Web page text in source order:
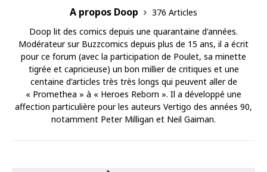
A propos Doop
376 Articles
Doop lit des comics depuis une quarantaine d'années.
Modérateur sur Buzzcomics depuis plus de 15 ans, il a écrit
pour ce forum (avec la participation de Poulet, sa minette
tigrée et capricieuse) un bon millier de critiques et une
centaine d'articles très très longs qui peuvent aller de
« Promethea » à « Heroes Reborn ». Il a développé une
affection particulière pour les auteurs Vertigo des années 90,
notamment Peter Milligan et Neil Gaiman.